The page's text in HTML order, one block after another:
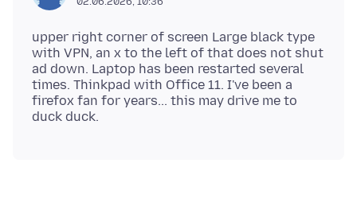
upper right corner of screen Large black type
with VPN, an x to the left of that does not shut
ad down. Laptop has been restarted several
times. Thinkpad with Office 11. I've been a
firefox fan for years... this may drive me to